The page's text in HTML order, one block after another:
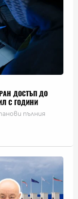
ДОСТЪП ДО
С ГОДИНИ
пълния